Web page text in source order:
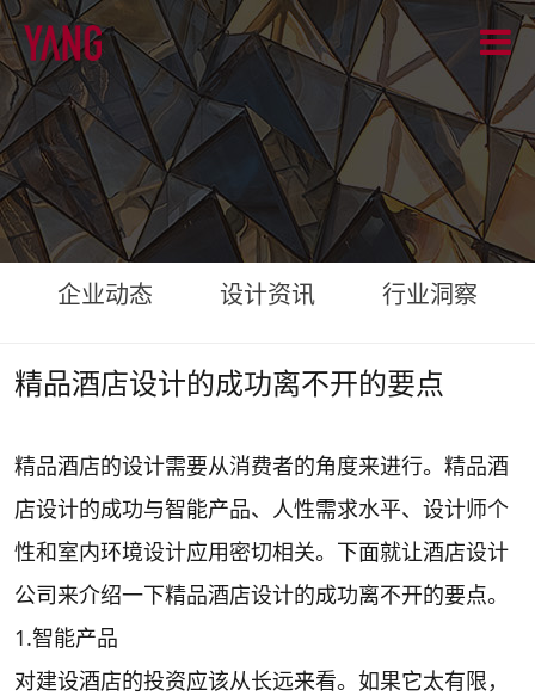
企业动态 设计资讯 行业洞察
精品酒店设计的成功离不开的要点
精品酒店的设计需要从消费者的角度来进行。精品酒
店设计的成功与智能产品、人性需求水平、设计师个
性和室内环境设计应用密切相关。下面就让酒店设计
公司来介绍一下精品酒店设计的成功离不开的要点。
1.智能产品
对建设酒店的投资应该从长远来看。如果它太有限，